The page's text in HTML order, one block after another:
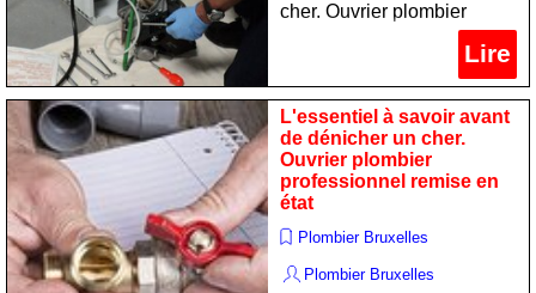
cher. Ouvrier plombier
spécialiste remise en étatLire
L'essentiel à savoir avant
de dénicher un cher.
Ouvrier plombier
professionnel remise en
état
Plombier Bruxelles
Plombier Bruxelles